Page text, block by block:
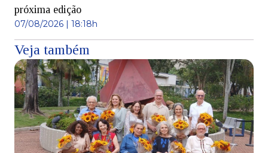
próxima edição
07/08/2026 | 18:18h
Veja também